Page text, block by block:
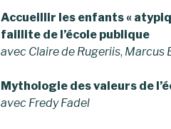
Accueillir les enfants «
faillite de l’école publique
avec Claire de Rugeriis, Marcus
Mythologie des valeurs de
avec Fredy Fadel